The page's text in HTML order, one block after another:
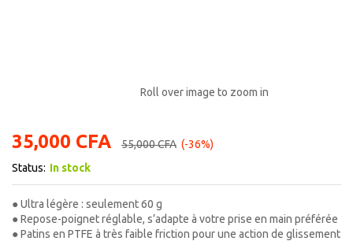
Roll over image to zoom in
35,000 CFA 55,000CFA (-36%)
Status: In stock
● Ultra légère : seulement 60 g
● Repose-poignet réglable, s’adapte à votre prise en main préférée
● Patins en PTFE à très faible friction pour une action de glissement